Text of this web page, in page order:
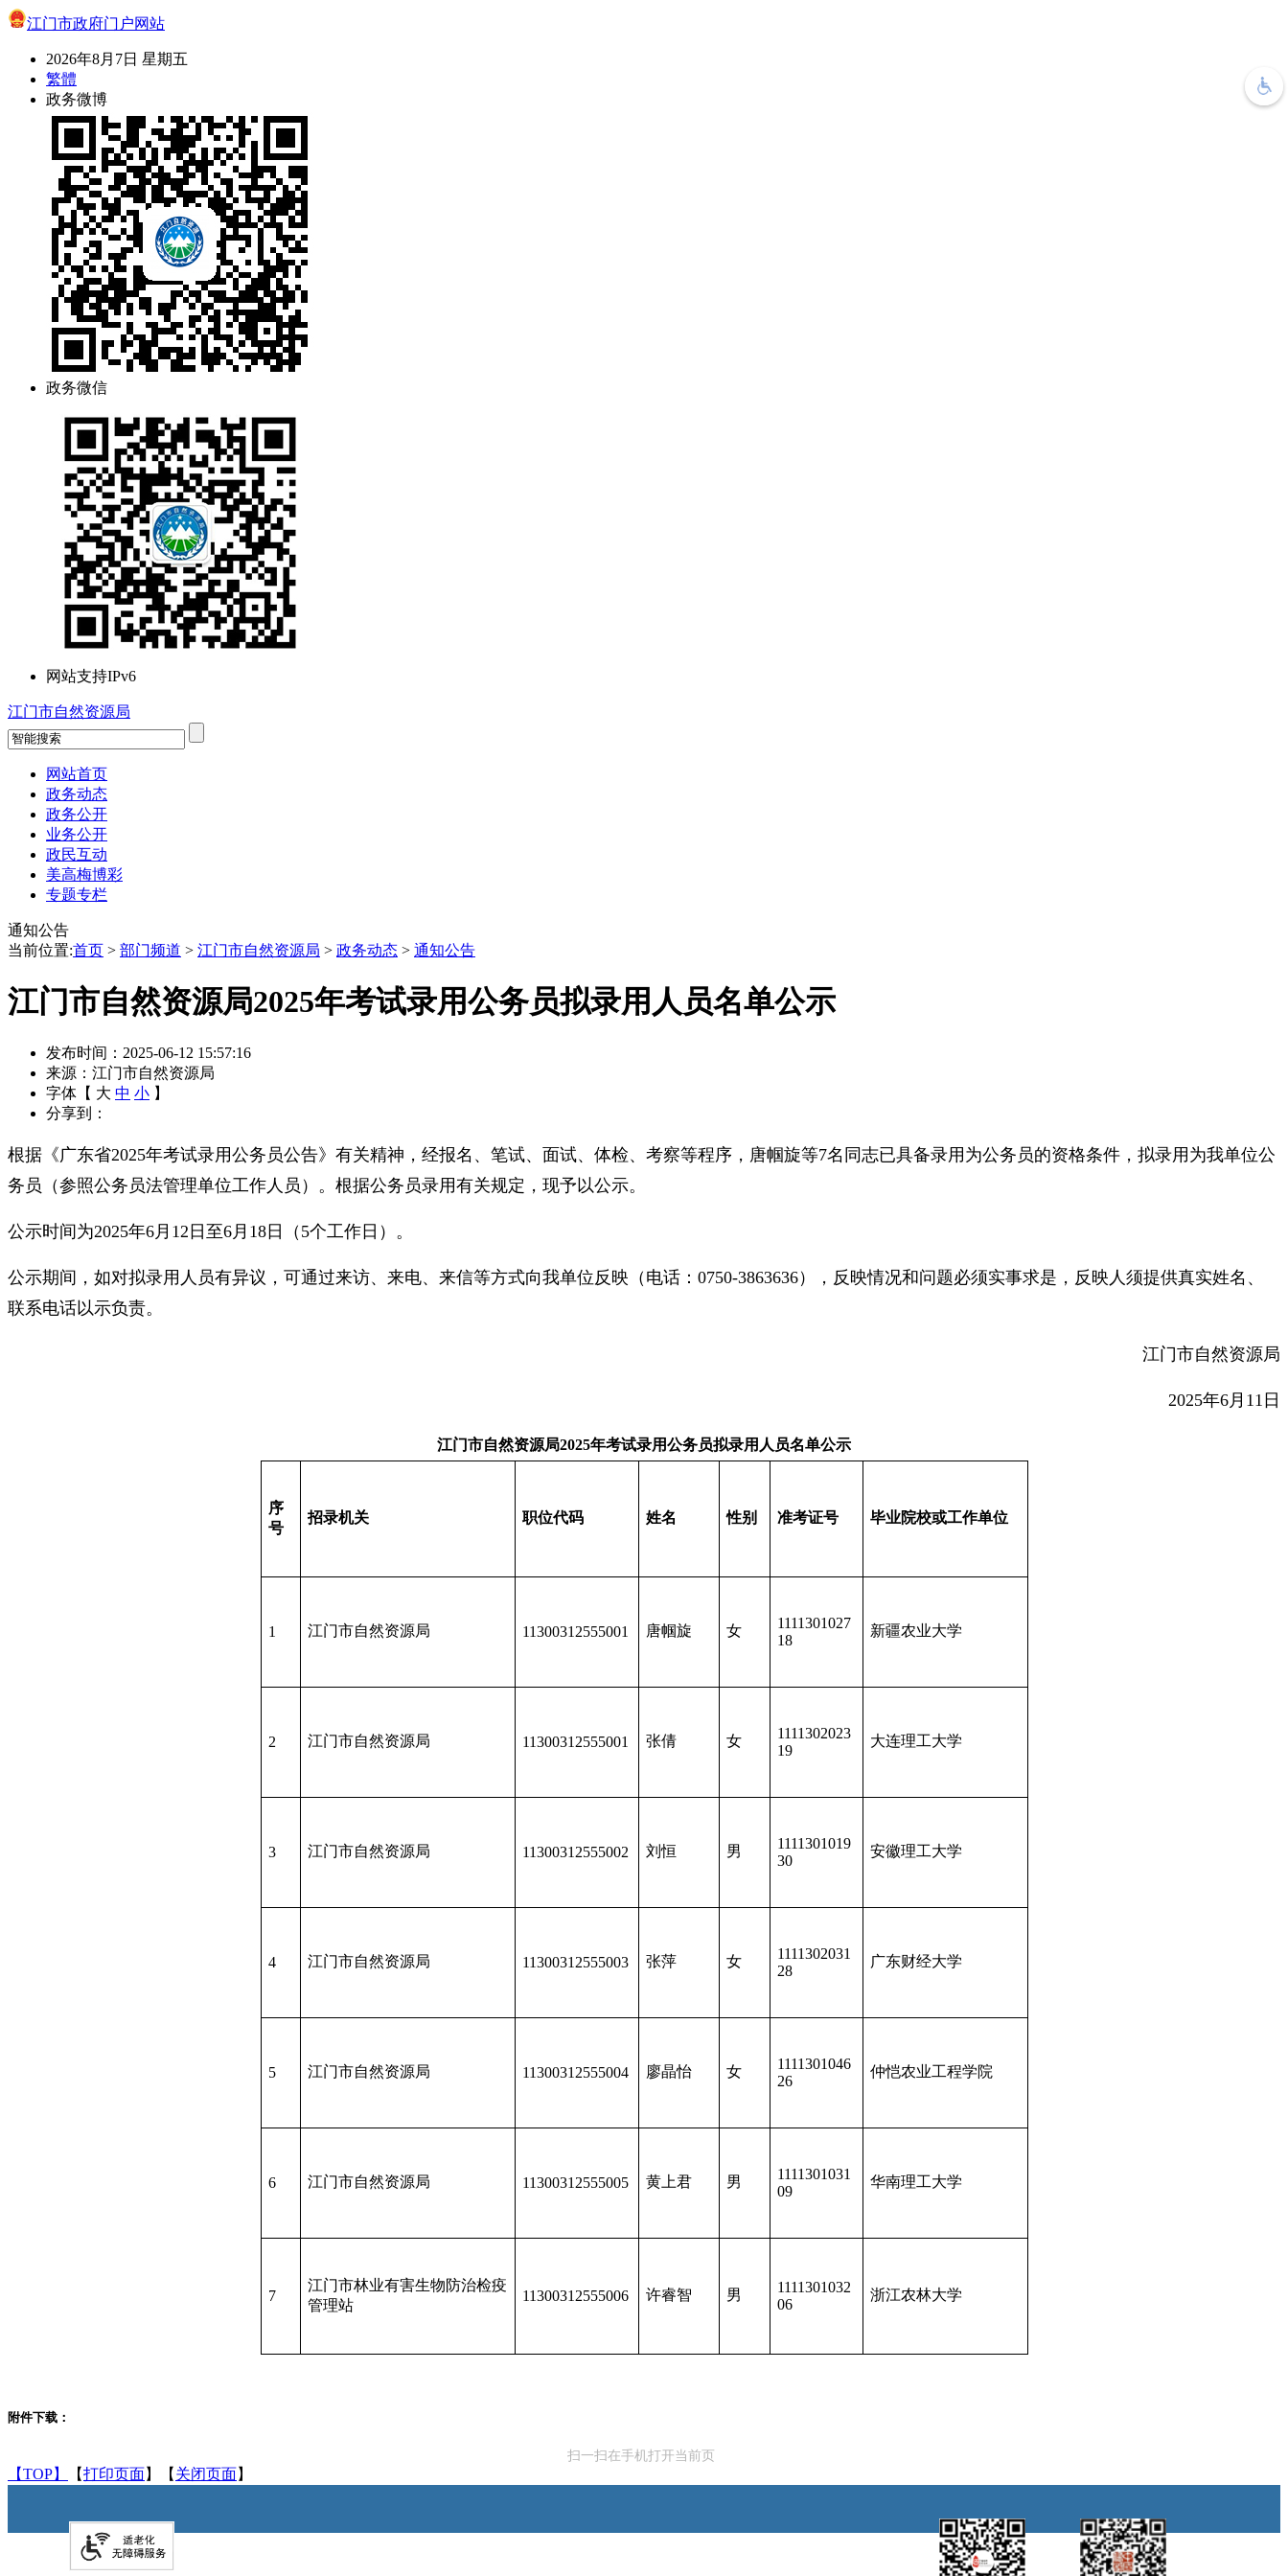
江门市政府门户网站
2026年8月7日 星期五
繁體
政务微博
政务微信
网站支持IPv6
江门市自然资源局
网站首页
政务动态
政务公开
业务公开
政民互动
美高梅博彩
专题专栏
通知公告
当前位置:首页 > 部门频道 > 江门市自然资源局 > 政务动态 > 通知公告
江门市自然资源局2025年考试录用公务员拟录用人员名单公示
发布时间：2025-06-12 15:57:16
来源：江门市自然资源局
字体【 大 中 小 】
分享到：
根据《广东省2025年考试录用公务员公告》有关精神，经报名、笔试、面试、体检、考察等程序，唐帼旋等7名同志已具备录用为公务员的资格条件，拟录用为我单位公
务员（参照公务员法管理单位工作人员）。根据公务员录用有关规定，现予以公示。
公示时间为2025年6月12日至6月18日（5个工作日）。
公示期间，如对拟录用人员有异议，可通过来访、来电、来信等方式向我单位反映（电话：0750-3863636），反映情况和问题必须实事求是，反映人须提供真实姓名、
联系电话以示负责。
江门市自然资源局
2025年6月11日
江门市自然资源局2025年考试录用公务员拟录用人员名单公示
序
号
招录机关 职位代码 姓名 性别 准考证号 毕业院校或工作单位
1 江门市自然资源局 11300312555001 唐帼旋 女
1111301027
18
新疆农业大学
2 江门市自然资源局 11300312555001 张倩 女
1111302023
19
大连理工大学
3 江门市自然资源局 11300312555002 刘恒 男
1111301019
30
安徽理工大学
4 江门市自然资源局 11300312555003 张萍 女
1111302031
28
广东财经大学
5 江门市自然资源局 11300312555004 廖晶怡 女
1111301046
26
仲恺农业工程学院
6 江门市自然资源局 11300312555005 黄上君 男
1111301031
09
华南理工大学
7
江门市林业有害生物防治检疫
管理站
11300312555006 许睿智 男
1111301032
06
浙江农林大学
附件下载：
扫一扫在手机打开当前页
【TOP】 【打印页面】【 关闭页面】